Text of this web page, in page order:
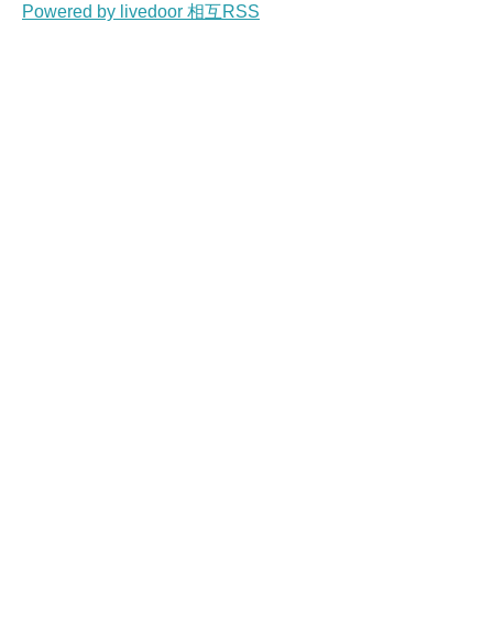
Powered by livedoor 相互RSS